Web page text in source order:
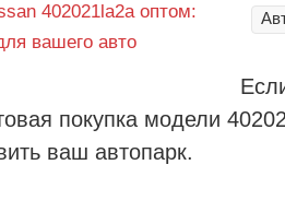
покупка модели
ваш автопарк.